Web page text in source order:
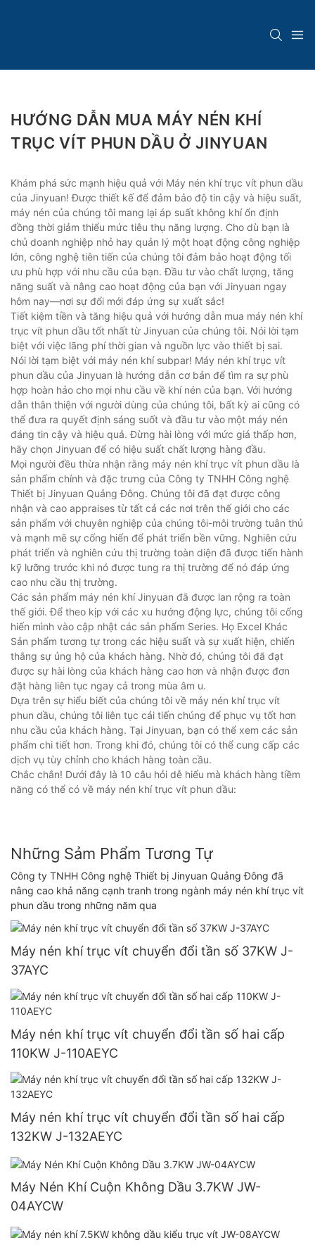
HƯỚNG DẪN MUA MÁY NÉN KHÍ
TRỤC VÍT PHUN DẦU Ở JINYUAN
Khám phá sức mạnh hiệu quả với Máy nén khí trục vít phun dầu
của Jinyuan! Được thiết kế để đảm bảo độ tin cậy và hiệu suất,
máy nén của chúng tôi mang lại áp suất không khí ổn định
đồng thời giảm thiểu mức tiêu thụ năng lượng. Cho dù bạn là
chủ doanh nghiệp nhỏ hay quản lý một hoạt động công nghiệp
lớn, công nghệ tiên tiến của chúng tôi đảm bảo hoạt động tối
ưu phù hợp với nhu cầu của bạn. Đầu tư vào chất lượng, tăng
năng suất và nâng cao hoạt động của bạn với Jinyuan ngay
hôm nay—nơi sự đổi mới đáp ứng sự xuất sắc!
Tiết kiệm tiền và tăng hiệu quả với hướng dẫn mua máy nén khí
trục vít phun dầu tốt nhất từ ​​Jinyuan của chúng tôi. Nói lời tạm
biệt với việc lãng phí thời gian và nguồn lực vào thiết bị sai.
Nói lời tạm biệt với máy nén khí subpar! Máy nén khí trục vít
phun dầu của Jinyuan là hướng dẫn cơ bản để tìm ra sự phù
hợp hoàn hảo cho mọi nhu cầu về khí nén của bạn. Với hướng
dẫn thân thiện với người dùng của chúng tôi, bất kỳ ai cũng có
thể đưa ra quyết định sáng suốt và đầu tư vào một máy nén
đáng tin cậy và hiệu quả. Đừng hài lòng với mức giá thấp hơn,
hãy chọn Jinyuan để có hiệu suất chất lượng hàng đầu.
Mọi người đều thừa nhận rằng máy nén khí trục vít phun dầu là
sản phẩm chính và đặc trưng của Công ty TNHH Công nghệ
Thiết bị Jinyuan Quảng Đông. Chúng tôi đã đạt được công
nhận và cao appraises từ tất cả các nơi trên thế giới cho các
sản phẩm với chuyên nghiệp của chúng tôi-môi trường tuân thủ
và mạnh mẽ sự cống hiến để phát triển bền vững. Nghiên cứu
phát triển và nghiên cứu thị trường toàn diện đã được tiến hành
kỹ lưỡng trước khi nó được tung ra thị trường để nó đáp ứng
cao nhu cầu thị trường.
Các sản phẩm máy nén khí Jinyuan đã được lan rộng ra toàn
thế giới. Để theo kịp với các xu hướng động lực, chúng tôi cống
hiến mình vào cập nhật các sản phẩm Series. Họ Excel Khác
Sản phẩm tương tự trong các hiệu suất và sự xuất hiện, chiến
thắng sự ủng hộ của khách hàng. Nhờ đó, chúng tôi đã đạt
được sự hài lòng của khách hàng cao hơn và nhận được đơn
đặt hàng liên tục ngay cả trong mùa âm u.
Dựa trên sự hiểu biết của chúng tôi về máy nén khí trục vít
phun dầu, chúng tôi liên tục cải tiến chúng để phục vụ tốt hơn
nhu cầu của khách hàng. Tại Jinyuan, bạn có thể xem các sản
phẩm chi tiết hơn. Trong khi đó, chúng tôi có thể cung cấp các
dịch vụ tùy chỉnh cho khách hàng toàn cầu.
Chắc chắn! Dưới đây là 10 câu hỏi dễ hiểu mà khách hàng tiềm
năng có thể có về máy nén khí trục vít phun dầu:
Những Sảm Phẩm Tương Tự
Công ty TNHH Công nghệ Thiết bị Jinyuan Quảng Đông đã
nâng cao khả năng cạnh tranh trong ngành máy nén khí trục vít
phun dầu trong những năm qua
Máy nén khí trục vít chuyển đổi tần số 37KW J-
37AYC
Máy nén khí trục vít chuyển đổi tần số hai cấp
110KW J-110AEYC
Máy nén khí trục vít chuyển đổi tần số hai cấp
132KW J-132AEYC
Máy Nén Khí Cuộn Không Dầu 3.7KW JW-
04AYCW